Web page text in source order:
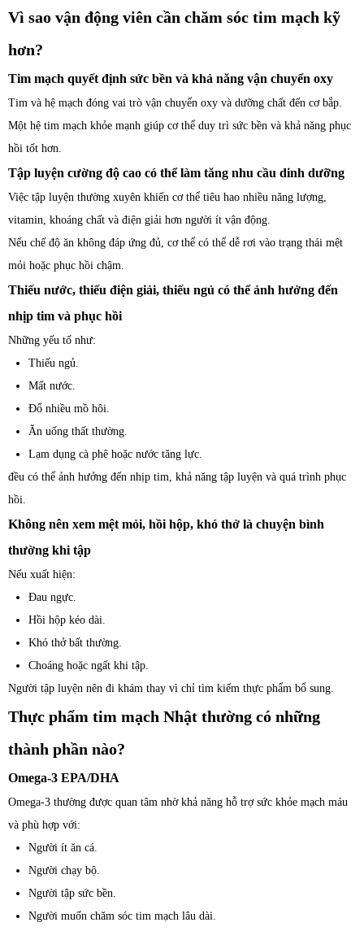
Vì sao vận động viên cần chăm sóc tim mạch kỹ
hơn?
Tim mạch quyết định sức bền và khả năng vận chuyển oxy
Tim và hệ mạch đóng vai trò vận chuyển oxy và dưỡng chất đến cơ bắp.
Một hệ tim mạch khỏe mạnh giúp cơ thể duy trì sức bền và khả năng phục
hồi tốt hơn.
Tập luyện cường độ cao có thể làm tăng nhu cầu dinh dưỡng
Việc tập luyện thường xuyên khiến cơ thể tiêu hao nhiều năng lượng,
vitamin, khoáng chất và điện giải hơn người ít vận động.
Nếu chế độ ăn không đáp ứng đủ, cơ thể có thể dễ rơi vào trạng thái mệt
mỏi hoặc phục hồi chậm.
Thiếu nước, thiếu điện giải, thiếu ngủ có thể ảnh hưởng đến
nhịp tim và phục hồi
Những yếu tố như:
Thiếu ngủ.
Mất nước.
Đổ nhiều mồ hôi.
Ăn uống thất thường.
Lạm dụng cà phê hoặc nước tăng lực.
đều có thể ảnh hưởng đến nhịp tim, khả năng tập luyện và quá trình phục
hồi.
Không nên xem mệt mỏi, hồi hộp, khó thở là chuyện bình
thường khi tập
Nếu xuất hiện:
Đau ngực.
Hồi hộp kéo dài.
Khó thở bất thường.
Choáng hoặc ngất khi tập.
Người tập luyện nên đi khám thay vì chỉ tìm kiếm thực phẩm bổ sung.
Thực phẩm tim mạch Nhật thường có những
thành phần nào?
Omega-3 EPA/DHA
Omega-3 thường được quan tâm nhờ khả năng hỗ trợ sức khỏe mạch máu
và phù hợp với:
Người ít ăn cá.
Người chạy bộ.
Người tập sức bền.
Người muốn chăm sóc tim mạch lâu dài.